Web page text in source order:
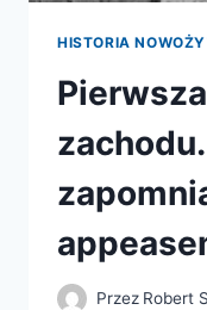
HISTORIA
Przez Robert